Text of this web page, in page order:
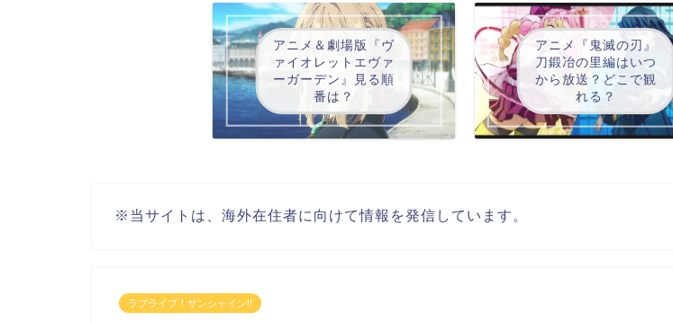
アニメ＆劇場版『ヴ
ァイオレットエヴァ
ーガーデン』見る順
番は？
アニメ『鬼滅の刃』
刀鍛冶の里編はいつ
から放送？どこで観
れる？
※当サイトは、海外在住者に向けて情報を発信しています。
ラブライブ！サンシャイン!!